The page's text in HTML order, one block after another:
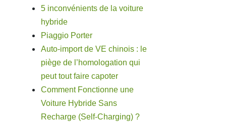
5 inconvénients de la voiture
hybride
Piaggio Porter
Auto-import de VE chinois : le
piège de l’homologation qui
peut tout faire capoter
Comment Fonctionne une
Voiture Hybride Sans
Recharge (Self-Charging) ?